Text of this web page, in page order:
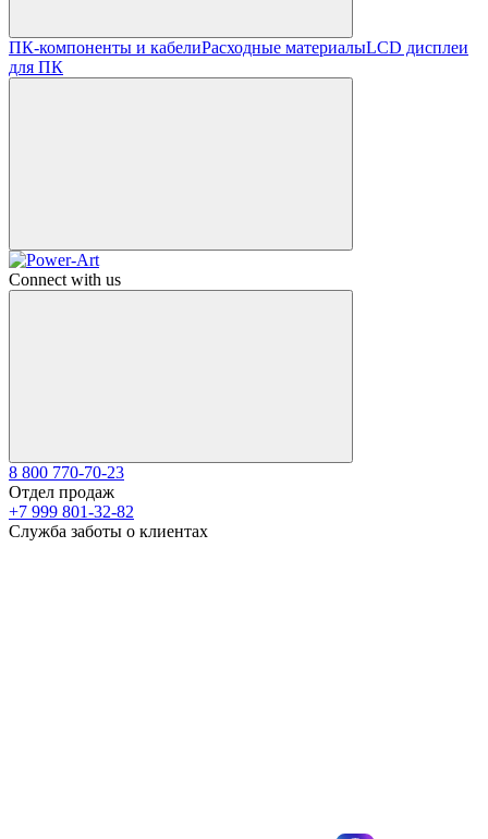
ПК-компоненты и кабелиРасходные материалыLCD дисплеи
для ПК
Connect with us
8 800 770-70-23
Отдел продаж
+7 999 801-32-82
Служба заботы о клиентах